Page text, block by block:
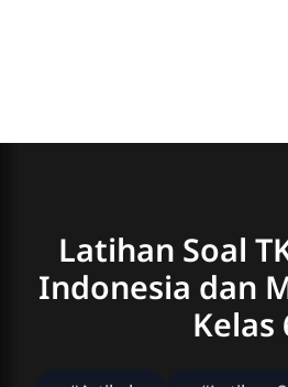
Latihan Soal
Indonesia dan
Kelas